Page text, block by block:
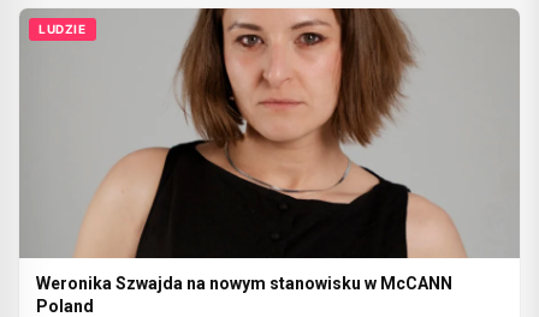
LUDZIE
Weronika Szwajda na nowym stanowisku w McCANN
Poland